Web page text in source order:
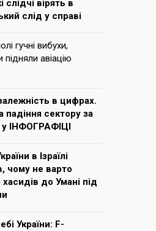
слідчі вірять в
слід у справі
гучні вибухи,
підняли авіацію
в цифрах.
падіння сектору за
у ІНФОГРАФІЦІ
в Ізраїлі
чому не варто
хасидів до Умані під
України: F-